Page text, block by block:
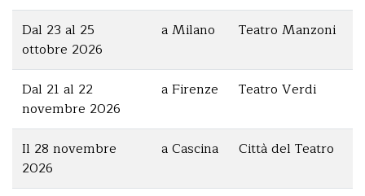
Dal 23 al 25
ottobre 2026
a Milano Teatro Manzoni
Dal 21 al 22
novembre 2026
a Firenze Teatro Verdi
Il 28 novembre
2026
a Cascina Città del Teatro